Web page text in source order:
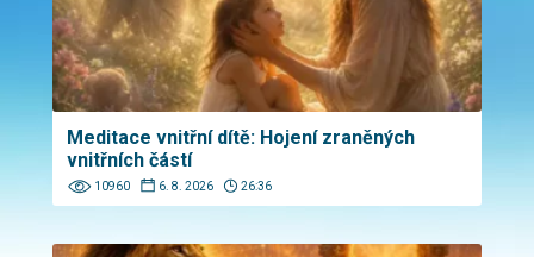
Meditace vnitřní dítě: Hojení zraněných
vnitřních částí
10960 6. 8. 2026 26:36